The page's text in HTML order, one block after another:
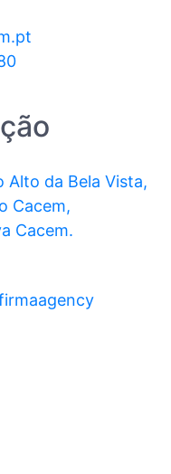
Alto da Bela Vista,
Cacem,
Cacem.